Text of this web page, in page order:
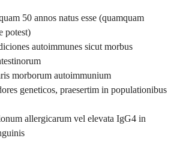
50 annos natus esse (quamquam
potest)
autoimmunes sicut morbus
morborum autoimmunium
geneticos, praesertim in populationibus
allergicarum vel elevata IgG4 in